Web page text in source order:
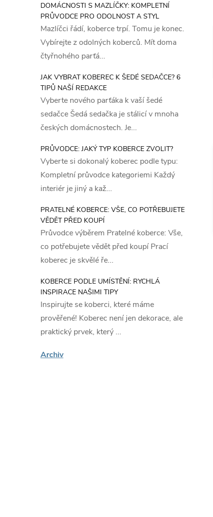
DOMÁCNOSTI S MAZLÍČKY: KOMPLETNÍ
PRŮVODCE PRO ODOLNOST A STYL
Mazlíčci řádí, koberce trpí. Tomu je konec.
Vybírejte z odolných koberců. Mít doma
čtyřnohého parťá...
JAK VYBRAT KOBEREC K ŠEDÉ SEDAČCE? 6
TIPŮ NAŠÍ REDAKCE
Vyberte nového parťáka k vaší šedé
sedačce Šedá sedačka je stálicí v mnoha
českých domácnostech. Je...
PRŮVODCE: JAKÝ TYP KOBERCE ZVOLIT?
Vyberte si dokonalý koberec podle typu:
Kompletní průvodce kategoriemi Každý
interiér je jiný a kaž...
PRATELNÉ KOBERCE: VŠE, CO POTŘEBUJETE
VĚDĚT PŘED KOUPÍ
Průvodce výběrem Pratelné koberce: Vše,
co potřebujete vědět před koupí Prací
koberec je skvělé ře...
KOBERCE PODLE UMÍSTĚNÍ: RYCHLÁ
INSPIRACE NAŠIMI TIPY
Inspirujte se koberci, které máme
prověřené! Koberec není jen dekorace, ale
praktický prvek, který ...
Archiv